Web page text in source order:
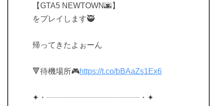
【GTA5 NEWTOWN🌆】
をプレイします🥷
帰ってきたよぉーん
🔻待機場所🎮https://t.co/bBAaZs1Ex6
✦・┈┈┈┈┈┈┈┈┈┈┈┈・✦